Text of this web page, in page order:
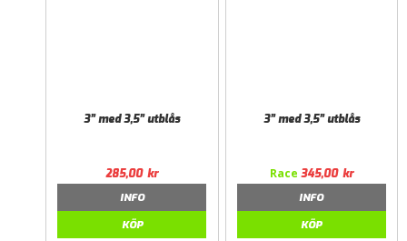
3” med 3,5” utblås
285,00 kr
INFO
KÖP
3” med 3,5” utblås
Race 345,00 kr
INFO
KÖP